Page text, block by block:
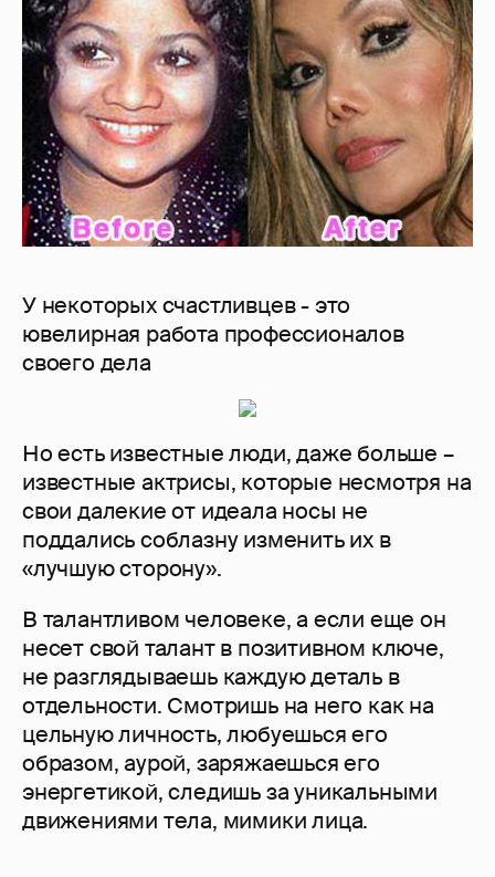
У некоторых счастливцев - это
ювелирная работа профессионалов
своего дела
Но есть известные люди, даже больше –
известные актрисы, которые несмотря на
свои далекие от идеала носы не
поддались соблазну изменить их в
«лучшую сторону».
В талантливом человеке, а если еще он
несет свой талант в позитивном ключе,
не разглядываешь каждую деталь в
отдельности. Смотришь на него как на
цельную личность, любуешься его
образом, аурой, заряжаешься его
энергетикой, следишь за уникальными
движениями тела, мимики лица.